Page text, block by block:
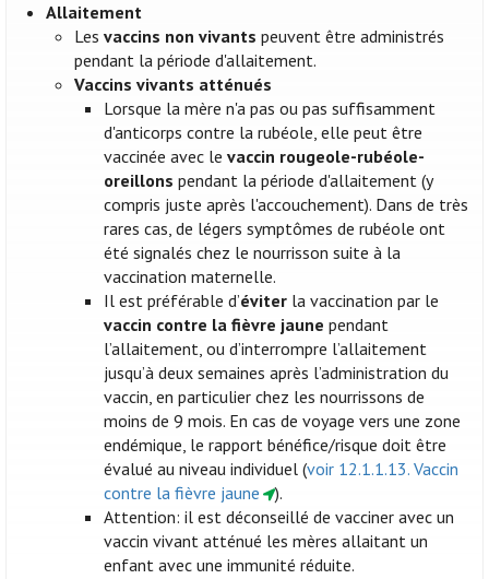
Allaitement
Lesvaccins non vivants peuvent être administrés
pendant la période d'allaitement.
Vaccins vivants atténués
Lorsque la mère n'a pas ou pas suffisamment
d'anticorps contre la rubéole, elle peut être
vaccinée avec le vaccin rougeole-rubéole-
oreillons pendant la période d'allaitement (y
compris juste après l'accouchement). Dans de très
rares cas, de légers symptômes de rubéole ont
été signalés chez le nourrisson suite à la
vaccination maternelle.
Il est préférable d’éviterla vaccination par le
vaccin contre la fièvre jaune pendant
l’allaitement, ou d’interrompre l’allaitement
jusqu’à deux semaines après l’administration du
vaccin, en particulier chez les nourrissons de
moins de 9 mois. En cas de voyage vers une zone
endémique, le rapport bénéfice/risque doit être
évalué au niveau individuel (voir 12.1.1.13. Vaccin
contre la fièvre jaune
).
Attention: il est déconseillé de vacciner avec un
vaccin vivant atténué les mères allaitant un
enfant avec une immunité réduite.